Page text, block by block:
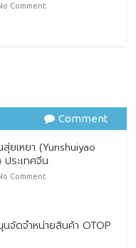
Comment
Comment
ยเหยา (Yunshuiyao
ระเทศจีน
Comment
จัดจำหน่ายสินค้า OTOP